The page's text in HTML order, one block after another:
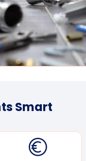
Smart